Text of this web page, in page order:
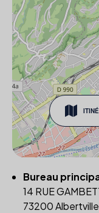
Bureau
14 RUE
73200 Albertville